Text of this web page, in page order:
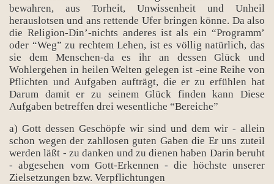
bewahren, aus Torheit, Unwissenheit und Unheil
herauslotsen und ans rettende Ufer bringen könne. Da also
die Religion-Din’-nichts anderes ist als ein “Programm’
oder “Weg” zu rechtem Lehen, ist es völlig natürlich, das
sie dem Menschen-da es ihr an dessen Glück und
Wohlergehen in heilen Welten gelegen ist -eine Reihe von
Pflichten und Aufgaben aufträgt, die er zu erfühlen hat
Darum damit er zu seinem Glück finden kann Diese
Aufgaben betreffen drei wesentliche “Bereiche”
a) Gott dessen Geschöpfe wir sind und dem wir - allein
schon wegen der zahllosen guten Gaben die Er uns zuteil
werden läßt - zu danken und zu dienen haben Darin beruht
- abgesehen vom Gott-Erkennen - die höchste unserer
Zielsetzungen bzw. Verpflichtungen